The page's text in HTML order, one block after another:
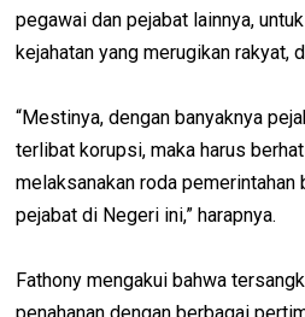
pegawai dan pejabat lainnya,
kejahatan yang merugikan rakyat,
“Mestinya, dengan banyaknya
terlibat korupsi, maka harus
melaksanakan roda
pejabat di Negeri ini,” harapnya.
Fathony mengakui bahwa
penahanan dengan berbagai